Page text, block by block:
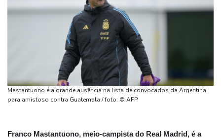
Mastantuono é a grande ausência na lista de convocados da Argentina
para amistoso contra Guatemala / foto: © AFP
Franco Mastantuono, meio-campista do Real Madrid, é a